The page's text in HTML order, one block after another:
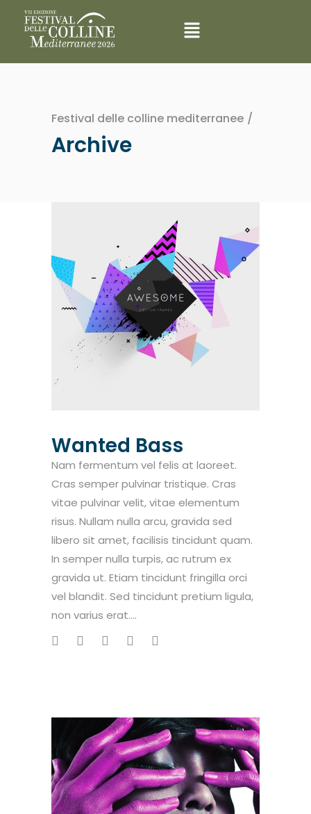
Festival delle colline mediterranee /
Archive
Wanted Bass
Nam fermentum vel felis at laoreet.
Cras semper pulvinar tristique. Cras
vitae pulvinar velit, vitae elementum
risus. Nullam nulla arcu, gravida sed
libero sit amet, facilisis tincidunt quam.
In semper nulla turpis, ac rutrum ex
gravida ut. Etiam tincidunt fringilla orci
vel blandit. Sed tincidunt pretium ligula,
non varius erat....